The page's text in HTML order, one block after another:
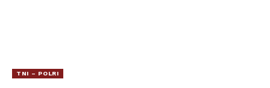
TNI – POLRI